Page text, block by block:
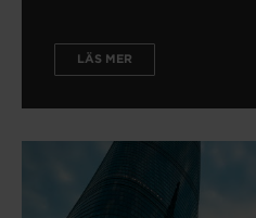
LÄS MER